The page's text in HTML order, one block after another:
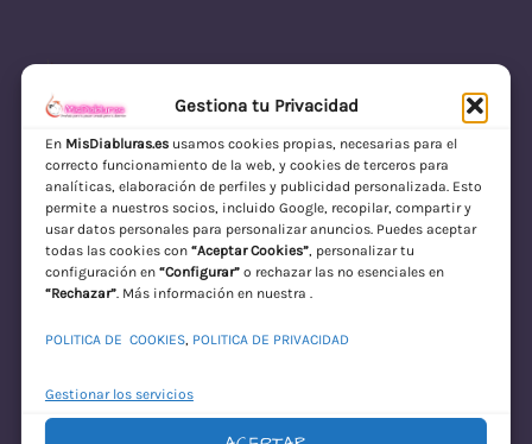
Gestiona tu Privacidad
En MisDiabluras.esusamos cookies propias, necesarias para el
correcto funcionamiento de la web, y cookies de terceros para
analíticas, elaboración de perfiles y publicidad personalizada. Esto
permite a nuestros socios, incluido Google, recopilar, compartir y
usar datos personales para personalizar anuncios. Puedes aceptar
todas las cookies con “Aceptar Cookies”, personalizar tu
configuración en “Configurar”o rechazar las no esenciales en
“Rechazar”. Más información en nuestra .
POLITICA DE COOKIES, POLITICA DE PRIVACIDAD
Gestionar los servicios
MisDiabluras | Sexshop Online con Envío
Discreto en España
Acceder